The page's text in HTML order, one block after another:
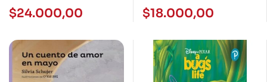
TORRE DE PAPEL ROJA
– NORMA
$24.000,00
BAJAR AL SOTANO -
CANTARO-
$18.000,00